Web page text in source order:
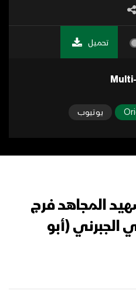
تحميل
يوتيوب
المجاهد فرج
الجبرني (أبو